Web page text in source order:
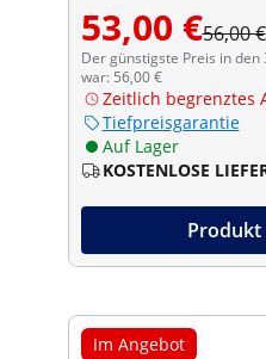
53,00 €56,00 €
Der günstigste Preis in
war: 56,00 €
Zeitlich begrenztes
Tiefpreisgarantie
Auf Lager
KOSTENLOSE
Produkt
Im Angebot